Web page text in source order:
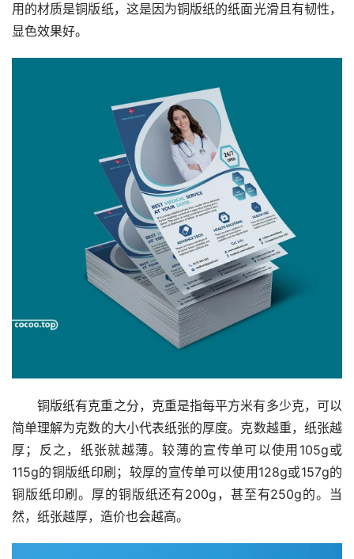
用的材质是铜版纸，这是因为铜版纸的纸面光滑且有韧性，
显色效果好。
铜版纸有克重之分，克重是指每平方米有多少克，可以
简单理解为克数的大小代表纸张的厚度。克数越重，纸张越
厚；反之，纸张就越薄。较薄的宣传单可以使用105g或
115g的铜版纸印刷；较厚的宣传单可以使用128g或157g的
铜版纸印刷。厚的铜版纸还有200g，甚至有250g的。当
然，纸张越厚，造价也会越高。